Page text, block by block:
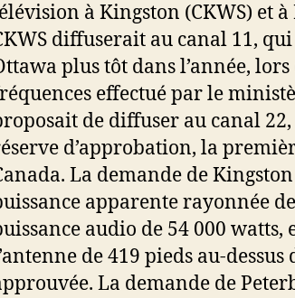
à Kingston (CKWS) et
diffuserait au canal 11,
plus tôt dans l’année, lors
effectué par le
de diffuser au canal
d’approbation, la
La demande de
apparente rayonnée
audio de 54 000 watts,
de 419 pieds au-
La demande de